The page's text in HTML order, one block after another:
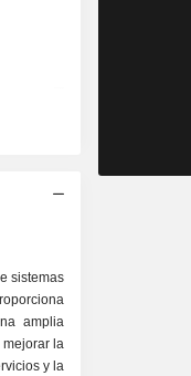
sistemas
amplia
mejorar la
y la